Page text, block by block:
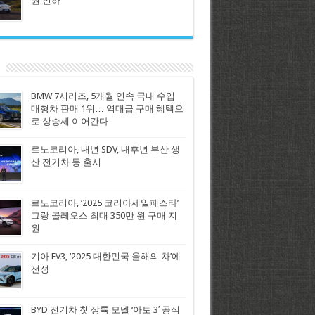
BMW 7시리즈, 5개월 연속 국내 수입
대형차 판매 1위… 역대급 구매 혜택으
로 상승세 이어간다
르노코리아, 내년 SDV, 내후년 부산 생
산 전기차 등 출시
르노코리아, ‘2025 코리아세일페스타’
그랑 콜레오스 최대 350만 원 구매 지
원
기아 EV3, ‘2025 대한민국 올해의 차’에
선정
BYD 전기차 첫 상륙 모델 ‘아토 3′ 공식